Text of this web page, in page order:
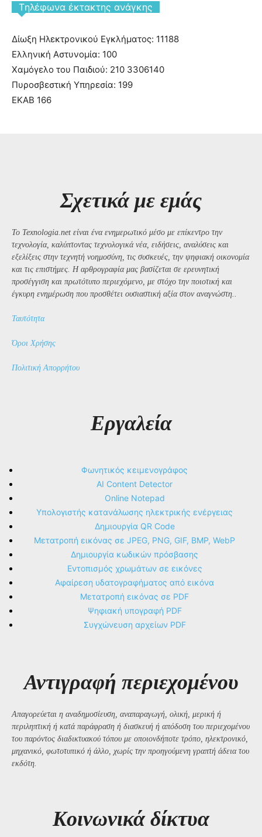
Tηλέφωνα έκτακτης ανάγκης
Δίωξη Ηλεκτρονικού Εγκλήματος: 11188
Ελληνική Αστυνομία: 100
Χαμόγελο του Παιδιού: 210 3306140
Πυροσβεστική Υπηρεσία: 199
ΕΚΑΒ 166
Σχετικά με εμάς
Το Texnologia.net είναι ένα ενημερωτικό μέσο με επίκεντρο την
τεχνολογία, καλύπτοντας τεχνολογικά νέα, ειδήσεις, αναλύσεις και
εξελίξεις στην τεχνητή νοημοσύνη, τις συσκευές, την ψηφιακή οικονομία
και τις επιστήμες. Η αρθρογραφία μας βασίζεται σε ερευνητική
προσέγγιση και πρωτότυπο περιεχόμενο, με στόχο την ποιοτική και
έγκυρη ενημέρωση που προσθέτει ουσιαστική αξία στον αναγνώστη..
Ταυτότητα
Όροι Χρήσης
Πολιτική Απορρήτου
Εργαλεία
Φωνητικός κειμενογράφος
AI Content Detector
Online Notepad
Υπολογιστής κατανάλωσης ηλεκτρικής ενέργειας
Δημιουργία QR Code
Μετατροπή εικόνας σε JPEG, PNG, GIF, BMP, WebP
Δημιουργία κωδικών πρόσβασης
Εντοπισμός χρωμάτων σε εικόνες
Αφαίρεση υδατογραφήματος από εικόνα
Μετατροπή εικόνας σε PDF
Ψηφιακή υπογραφή PDF
Συγχώνευση αρχείων PDF
Αντιγραφή περιεχομένου
Απαγορεύεται η αναδημοσίευση, αναπαραγωγή, ολική, μερική ή
περιληπτική ή κατά παράφραση ή διασκευή ή απόδοση του περιεχομένου
του παρόντος διαδικτυακού τόπου με οποιονδήποτε τρόπο, ηλεκτρονικό,
μηχανικό, φωτοτυπικό ή άλλο, χωρίς την προηγούμενη γραπτή άδεια του
εκδότη.
Kοινωνικά δίκτυα